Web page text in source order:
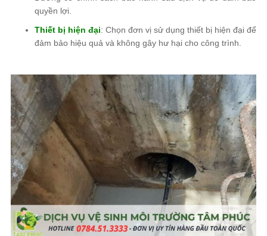
quyền lợi.
Thiết bị hiện đại: Chọn đơn vị sử dụng thiết bị hiện đại để
đảm bảo hiệu quả và không gây hư hại cho công trình.